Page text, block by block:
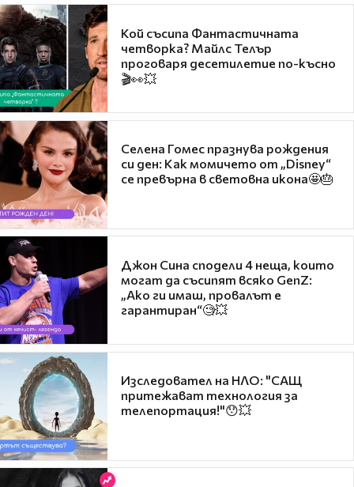
Кой съсипа Фантастичната
четворка? Майлс Телър
проговаря десетилетие по-късно
🎬👀💥
Селена Гомес празнува рождения
си ден: Как момичето от „Disney“
се превърна в световна икона🤩🎂
Джон Сина сподели 4 неща, които
могат да съсипят всяко GenZ:
„Ако ги имаш, провалът е
гарантиран“🧐💥
Изследовател на НЛО: "САЩ
притежават технология за
телепортация!"😯💥